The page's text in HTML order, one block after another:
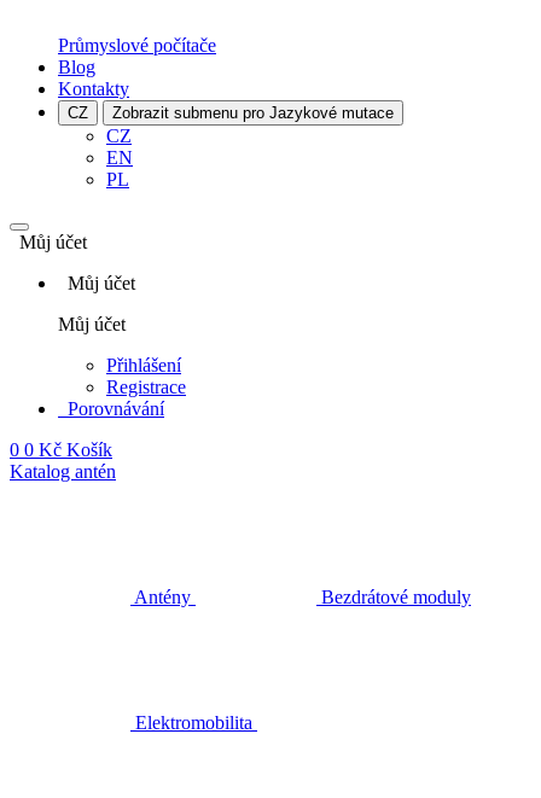
Průmyslové počítače
Blog
Kontakty
CZ Zobrazit submenu pro Jazykové mutace
CZ
EN
PL
Můj účet
Můj účet
Můj účet
Přihlášení
Registrace
Porovnávání
0 0 Kč Košík
Katalog antén
Antény Bezdrátové moduly
Elektromobilita